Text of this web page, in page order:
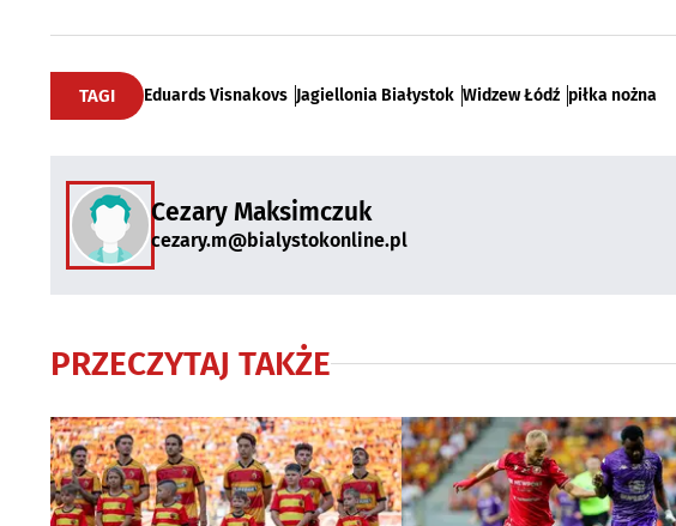
TAGI Eduards Visnakovs Jagiellonia Białystok Widzew Łódź piłka nożna
Cezary Maksimczuk
cezary.m@bialystokonline.pl
PRZECZYTAJ TAKŻE